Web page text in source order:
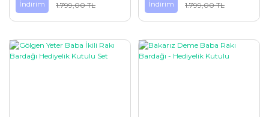
İndirim
1.799,00 TL
İndirim
1.799,00 TL